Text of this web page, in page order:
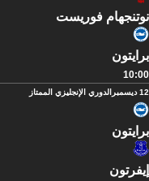
نوتنجهام فوريست
برايتون
10:00
12 ديسمبر الدوري الإنجليزي الممتاز
برايتون
إيفرتون